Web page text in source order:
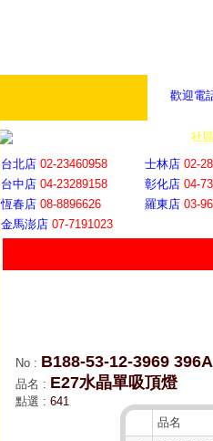
歡迎電
社
台北店 02-23460958 士林店 02-
台中店 04-23289158 彰化店 04-
恆春店 08-8896626 羅東店 03-
金馬澎店 07-7191023
No : B188-53-12-3969 396A
品名 : E27水晶單吸頂燈
點選 : 641
品名